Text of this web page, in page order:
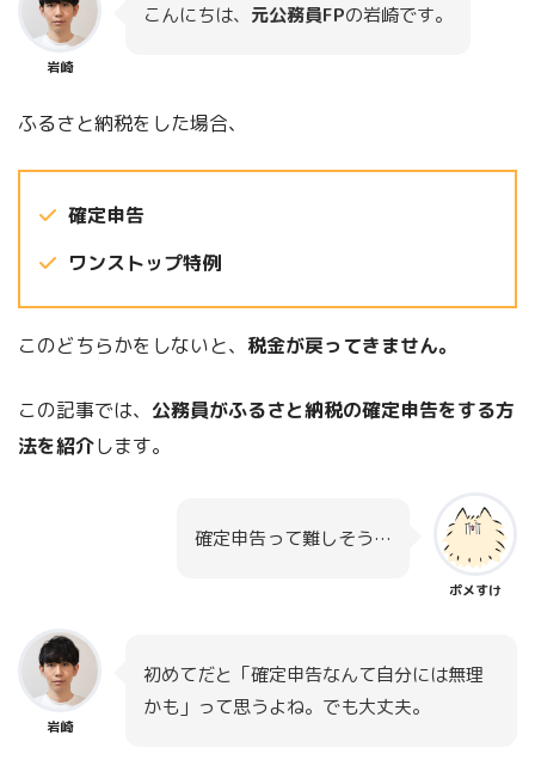
岩崎
こんにちは、 元公務員FPの岩崎です。
ふるさと納税をした場合、
確定申告
ワンストップ特例
このどちらかをしないと、 税金が戻ってきません。
この記事では、 公務員がふるさと納税の確定申告をする方
法を紹介します。
ポメすけ
確定申告って難しそう…
岩崎
初めてだと「確定申告なんて自分には無理
かも」って思うよね。でも大丈夫。